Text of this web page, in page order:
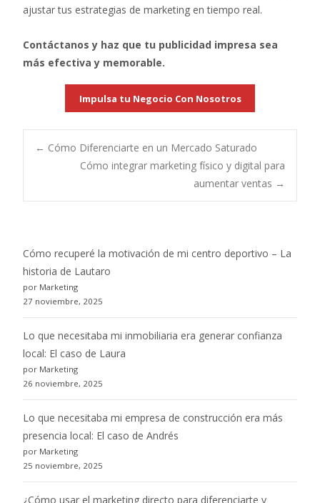
ajustar tus estrategias de marketing en tiempo real.
Contáctanos y haz que tu publicidad impresa sea
más efectiva y memorable.
Impulsa tu Negocio Con Nosotros
Post
navigation
← Cómo Diferenciarte en un Mercado Saturado
Cómo integrar marketing físico y digital para
aumentar ventas →
Cómo recuperé la motivación de mi centro deportivo – La
historia de Lautaro
por Marketing
27 noviembre, 2025
Lo que necesitaba mi inmobiliaria era generar confianza
local: El caso de Laura
por Marketing
26 noviembre, 2025
Lo que necesitaba mi empresa de construcción era más
presencia local: El caso de Andrés
por Marketing
25 noviembre, 2025
¿Cómo usar el marketing directo para diferenciarte y